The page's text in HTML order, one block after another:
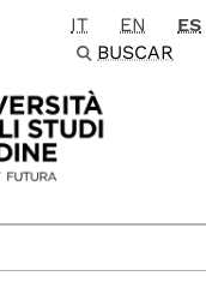
principale
IT EN ES
BUSCAR